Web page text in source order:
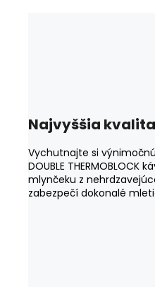
Najvyššia
Vychutnajte si
DOUBLE
mlynčeku z
zabezpečí dokonalé